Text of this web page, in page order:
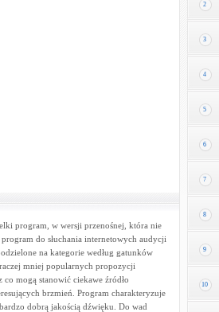
program, w wersji przenośnej, która nie
do słuchania internetowych audycji
na kategorie według gatunków
mniej popularnych propozycji
co mogą stanowić ciekawe źródło
brzmień. Program charakteryzuje
dobrą jakością dźwięku. Do wad
2
3
4
5
6
7
8
9
10